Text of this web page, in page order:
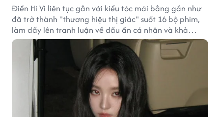
Điền Hi Vi liên tục gắn với kiểu tóc mái bằng gần như
đã trở thành "thương hiệu thị giác" suốt 16 bộ phim,
làm dấy lên tranh luận về dấu ấn cá nhân và khả
năng biến hóa trên màn ảnh.